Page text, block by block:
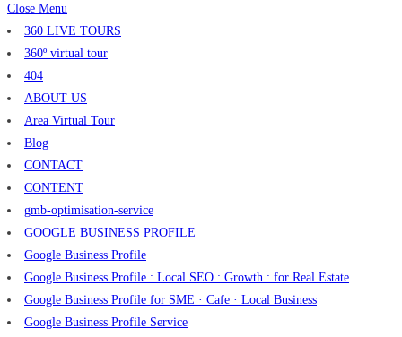
Close Menu
360 LIVE TOURS
360º virtual tour
404
ABOUT US
Area Virtual Tour
Blog
CONTACT
CONTENT
gmb-optimisation-service
GOOGLE BUSINESS PROFILE
Google Business Profile
Google Business Profile : Local SEO : Growth : for Real Estate
Google Business Profile for SME · Cafe · Local Business
Google Business Profile Service